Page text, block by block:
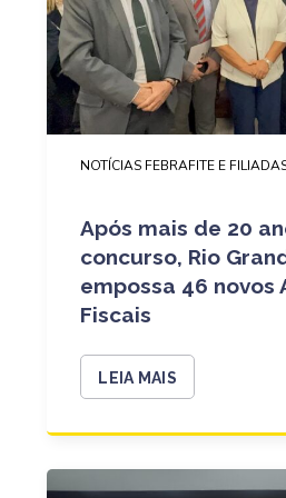
NOTÍCIAS FEBRAFITE E
Após mais de 20
concurso, Rio
empossa 46 novos
Fiscais
LEIA MAIS